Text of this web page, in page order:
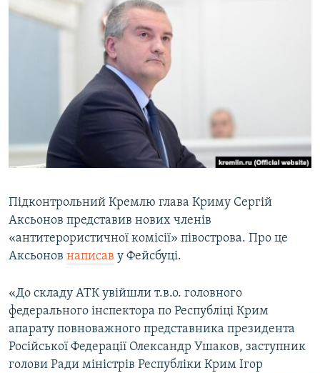
пошуку
ІНТЕРВ'Ю
ВСЕ ЗА ДЕНЬ
ВІДЕОУРОКИ «ELIFBE»
СВІДЧЕННЯ ОКУПАЦІЇ
УКРАЇНСЬКА ПРОБЛЕМА КРИМУ
ЯК ОБІЙТИ БЛОКУВАННЯ
Русский
Qırımtatar
Усі сайти RFE/RL
Підконтрольний Кремлю глава Криму Сергій
Аксьонов представив нових членів
«антитерористичної комісії» півострова. Про це
Аксьонов написав у Фейсбуці.
«До складу АТК увійшли т.в.о. головного
федерального інспектора по Республіці Крим
апарату повноважного представника президента
Російської Федерації Олександр Ушаков, заступник
голови Ради міністрів Республіки Крим Ігор